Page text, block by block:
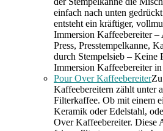
einfach nach unten
entsteht ein kräftiger,
Immersion Kaffeebereiter
Press, Presstempelkanne,
durch Stempelsieb –
Immersion Kaffeebereiter
Pour Over Kaffeebereiter
Kaffeebereitern zählt unter
Filterkaffee. Ob mit einem
Keramik oder Edelstahl,
Over Kaffeebereiter. Diese